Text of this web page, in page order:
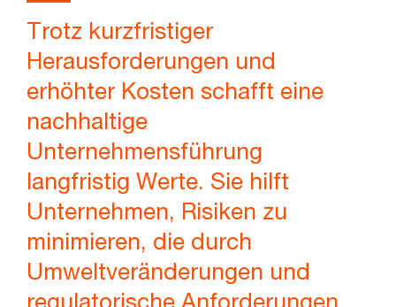
Trotz kurzfristiger
Herausforderungen und
erhöhter Kosten schafft eine
nachhaltige
Unternehmensführung
langfristig Werte. Sie hilft
Unternehmen, Risiken zu
minimieren, die durch
Umweltveränderungen und